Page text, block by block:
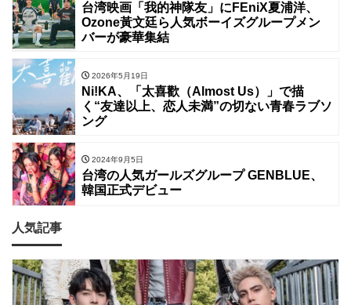
台湾映画「我的神隊友」にFEniX夏浦洋、
Ozone黃文廷ら人気ボーイズグループメン
バーが豪華集結
2026年5月19日
Ni!KA、「太喜歡（Almost Us）」で描
く“友達以上、恋人未満”の切ない青春ラブソ
ング
2024年9月5日
台湾の人気ガールズグループ GENBLUE、
韓国正式デビュー
人気記事